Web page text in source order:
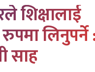
शिक्षालाई
लिनुपर्ने
साह